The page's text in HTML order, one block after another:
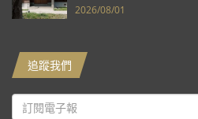
2026/08/01
追蹤我們